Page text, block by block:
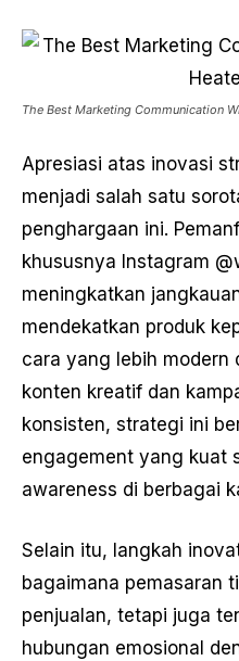
The Best Marketing Communication
Apresiasi atas inovasi
menjadi salah satu
penghargaan ini.
khususnya Instagram
meningkatkan
mendekatkan produk
cara yang lebih modern
konten kreatif dan
konsisten, strategi ini
engagement yang kuat
awareness di berbagai
Selain itu, langkah
bagaimana pemasaran
penjualan, tetapi juga
hubungan emosional